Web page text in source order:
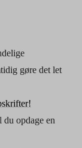
gøre det let
opdage en